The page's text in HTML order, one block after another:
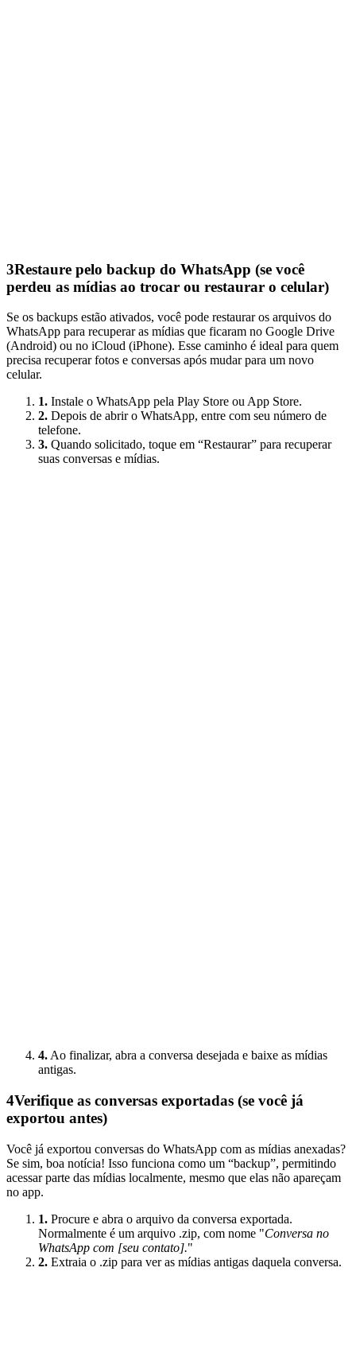
3Restaure pelo backup do WhatsApp (se você
perdeu as mídias ao trocar ou restaurar o celular)
Se os backups estão ativados, você pode restaurar os arquivos do
WhatsApp para recuperar as mídias que ficaram no Google Drive
(Android) ou no iCloud (iPhone). Esse caminho é ideal para quem
precisa recuperar fotos e conversas após mudar para um novo
celular.
1. Instale o WhatsApp pela Play Store ou App Store.
2. Depois de abrir o WhatsApp, entre com seu número de
telefone.
3. Quando solicitado, toque em “Restaurar” para recuperar
suas conversas e mídias.
4. Ao finalizar, abra a conversa desejada e baixe as mídias
antigas.
4Verifique as conversas exportadas (se você já
exportou antes)
Você já exportou conversas do WhatsApp com as mídias anexadas?
Se sim, boa notícia! Isso funciona como um “backup”, permitindo
acessar parte das mídias localmente, mesmo que elas não apareçam
no app.
1. Procure e abra o arquivo da conversa exportada.
Normalmente é um arquivo .zip, com nome "Conversa no
WhatsApp com [seu contato]."
2. Extraia o .zip para ver as mídias antigas daquela conversa.